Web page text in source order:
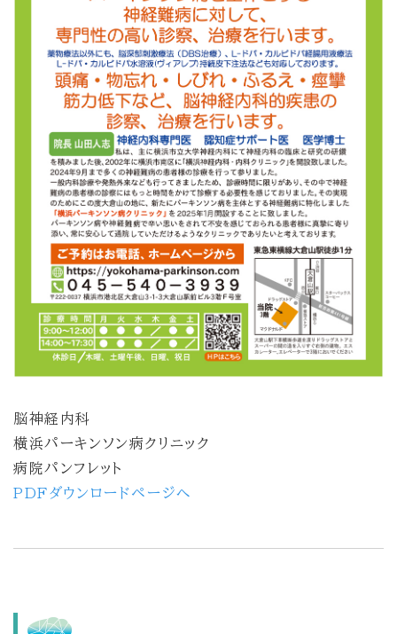
脳神経内科
横浜パーキンソン病クリニック
病院パンフレット
PDFダウンロードページへ